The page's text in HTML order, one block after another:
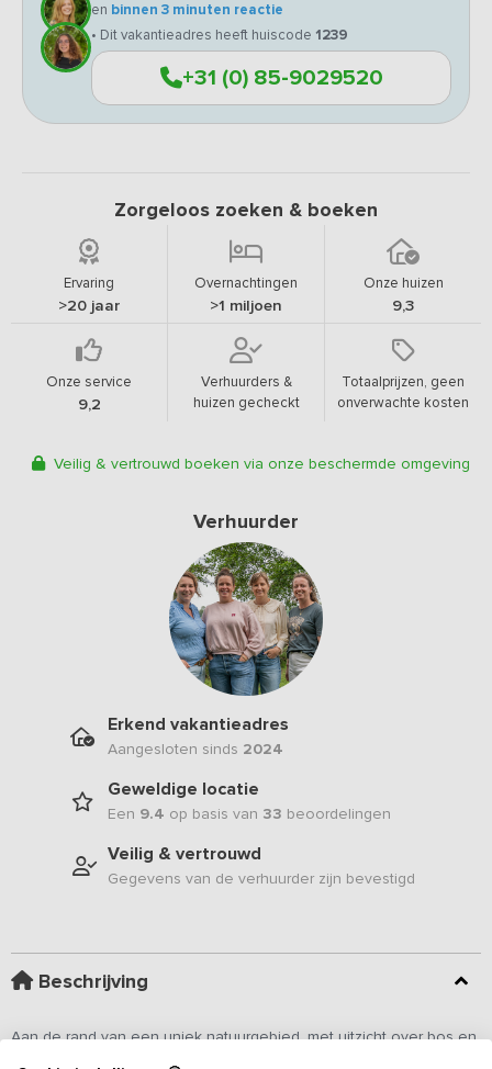
en binnen 3 minuten reactie
• Dit vakantieadres heeft huiscode 1239
+31 (0) 85-9029520
Zorgeloos zoeken & boeken
Ervaring
>20 jaar
Overnachtingen
>1 miljoen
Onze huizen
9,3
Onze service
9,2
Verhuurders &
huizen gecheckt
Totaalprijzen, geen
onverwachte kosten
Veilig & vertrouwd boeken via onze beschermde omgeving
Verhuurder
Erkend vakantieadres
Aangesloten sinds 2024
Geweldige locatie
Een 9.4 op basis van 33 beoordelingen
Veilig & vertrouwd
Gegevens van de verhuurder zijn bevestigd
Beschrijving
Aan de rand van een uniek natuurgebied, met uitzicht over bos en